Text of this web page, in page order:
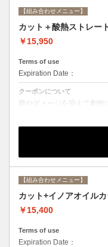
【組み合わせメニュー】
カット＋酸熱ストレー
￥15,950
Terms of use
Expiration Date：
クーポンについて
癖やダメージを抑えて劇的
☆ストレートで痛んだ髪の
【組み合わせメニュー】
カット+イノアオイル
￥15,400
Terms of use
Expiration Date：